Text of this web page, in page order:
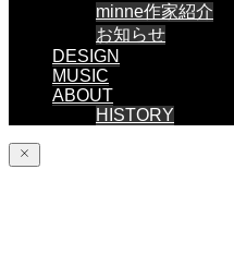
minne作家紹介
お知らせ
DESIGN
MUSIC
ABOUT
HISTORY